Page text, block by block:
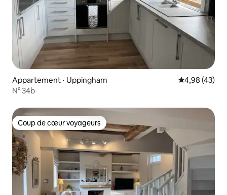
Appartement ⋅ Uppingham Évaluation
4,98 (43)
N° 34b
Coup de cœur voyageurs
Coup de cœur voyageurs